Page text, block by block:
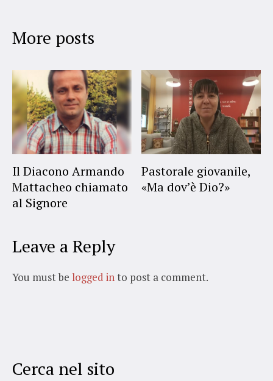
More posts
Il Diacono Armando
Mattacheo chiamato
al Signore
Pastorale giovanile,
«Ma dov’è Dio?»
Leave a Reply
You must be logged into post a comment.
Cerca nel sito